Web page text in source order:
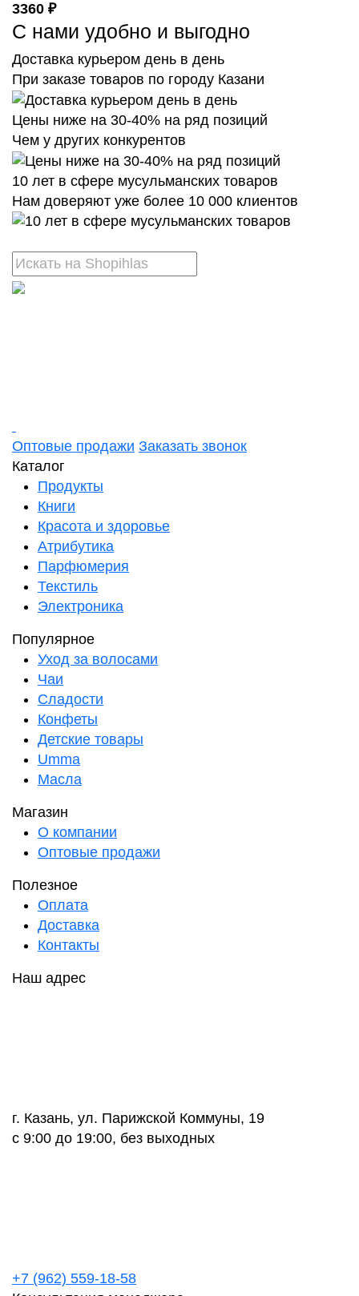
3360 ₽
С нами удобно и выгодно
Доставка курьером день в день
При заказе товаров по городу Казани
Цены ниже на 30-40% на ряд позиций
Чем у других конкурентов
10 лет в сфере мусульманских товаров
Нам доверяют уже более 10 000 клиентов
Оптовые продажи Заказать звонок
Каталог
Продукты
Книги
Красота и здоровье
Атрибутика
Парфюмерия
Текстиль
Электроника
Популярное
Уход за волосами
Чаи
Сладости
Конфеты
Детские товары
Umma
Масла
Магазин
О компании
Оптовые продажи
Полезное
Оплата
Доставка
Контакты
Наш адрес
г. Казань, ул. Парижской Коммуны, 19
с 9:00 до 19:00, без выходных
+7 (962) 559-18-58